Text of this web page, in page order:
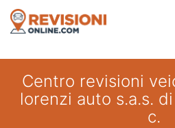
Centro revisioni
lorenzi auto s.a.s.
c.